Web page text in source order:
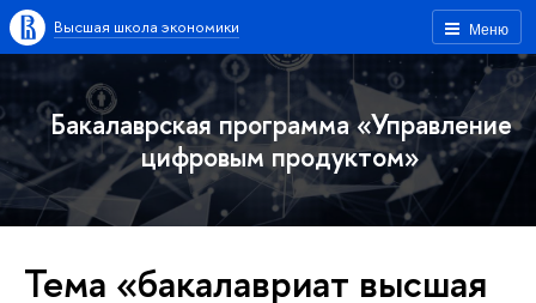
Меню
Высшая школа экономики
Бакалаврская программа «Управление
цифровым продуктом»
Тема «бакалавриат высшая